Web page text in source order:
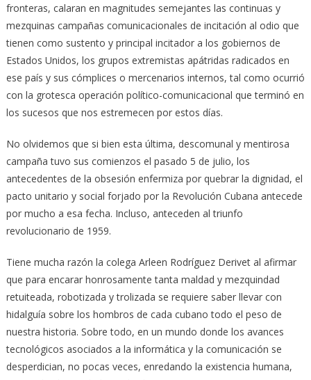
fronteras, calaran en magnitudes semejantes las continuas y
mezquinas campañas comunicacionales de incitación al odio que
tienen como sustento y principal incitador a los gobiernos de
Estados Unidos, los grupos extremistas apátridas radicados en
ese país y sus cómplices o mercenarios internos, tal como ocurrió
con la grotesca operación político-comunicacional que terminó en
los sucesos que nos estremecen por estos días.
No olvidemos que si bien esta última, descomunal y mentirosa
campaña tuvo sus comienzos el pasado 5 de julio, los
antecedentes de la obsesión enfermiza por quebrar la dignidad, el
pacto unitario y social forjado por la Revolución Cubana antecede
por mucho a esa fecha. Incluso, anteceden al triunfo
revolucionario de 1959.
Tiene mucha razón la colega Arleen Rodríguez Derivet al afirmar
que para encarar honrosamente tanta maldad y mezquindad
retuiteada, robotizada y trolizada se requiere saber llevar con
hidalguía sobre los hombros de cada cubano todo el peso de
nuestra historia. Sobre todo, en un mundo donde los avances
tecnológicos asociados a la informática y la comunicación se
desperdician, no pocas veces, enredando la existencia humana,